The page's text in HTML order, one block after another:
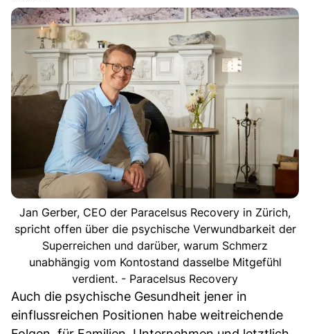
Jan Gerber, CEO der Paracelsus Recovery in Zürich,
spricht offen über die psychische Verwundbarkeit der
Superreichen und darüber, warum Schmerz
unabhängig vom Kontostand dasselbe Mitgefühl
verdient. - Paracelsus Recovery
Auch die psychische Gesundheit jener in
einflussreichen Positionen habe weitreichende